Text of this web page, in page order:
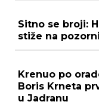
Sitno se broji:
stiže na
Krenuo po
Boris Krneta
u Jadranu